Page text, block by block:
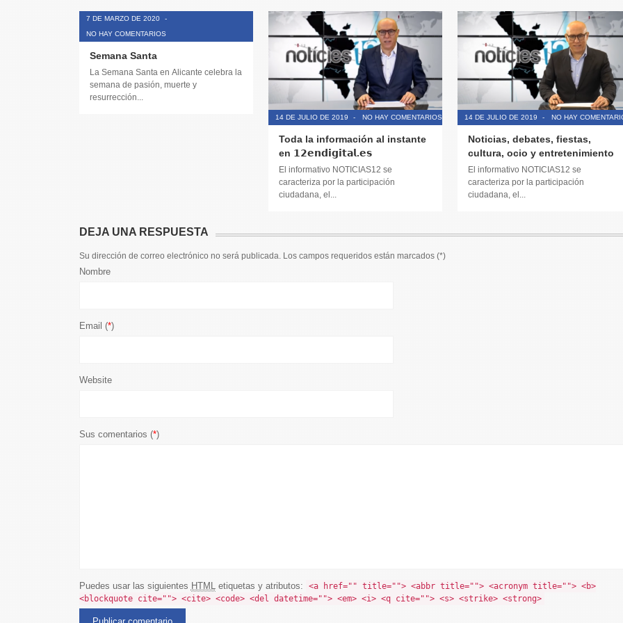
7 DE MARZO DE 2020
-
NO HAY COMENTARIOS
Semana Santa
La Semana Santa en Alicante celebra la
semana de pasión, muerte y
resurrección...
14 DE JULIO DE 2019 - NO HAY COMENTARIOS
Toda la información al instante
en 𝟭𝟮𝗲𝗻𝗱𝗶𝗴𝗶𝘁𝗮𝗹.𝗲𝘀
El informativo NOTICIAS12 se
caracteriza por la participación
ciudadana, el...
14 DE JULIO DE 2019 - NO HAY
Noticias, debates, fiestas,
cultura, ocio y entretenimiento
El informativo NOTICIAS12 se
caracteriza por la participación
ciudadana, el...
DEJA UNA RESPUESTA
Su dirección de correo electrónico no será publicada. Los campos requeridos están marcados (*)
Nombre
Email (*)
Website
Sus comentarios (*)
Puedes usar las siguientes HTMLetiquetas y atributos:
<a href="" title=""> <abbr title=""> <acronym title=""> <b>
<blockquote cite=""> <cite> <code> <del datetime=""> <em> <i> <q cite=""> <s> <strike> <strong>